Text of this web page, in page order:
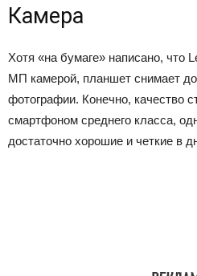
Камера
Хотя «на бумаге» написано, что
МП камерой, планшет снимает
фотографии. Конечно, качество
смартфоном среднего класса,
достаточно хорошие и четкие в